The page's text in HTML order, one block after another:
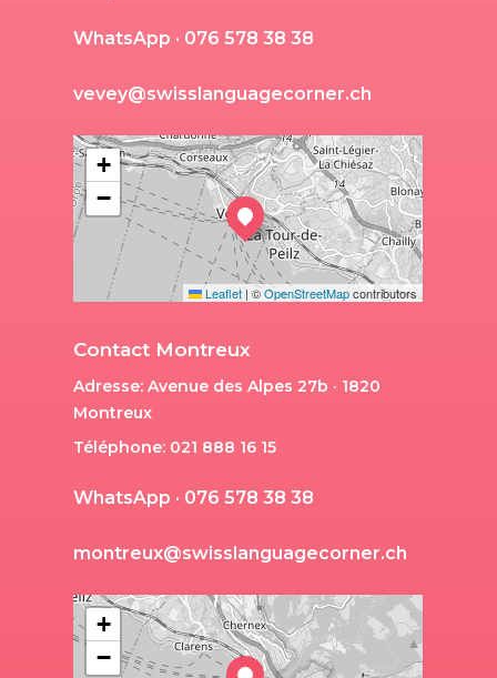
WhatsApp · 076 578 38 38
vevey@swiss anguagecorner.c h
+
−
Leaflet | ©OpenStreetMapcontributors
Contact Montreux
Adresse: Avenue des Alpes 27b · 1820
Montreux
Téléphone: 021 888 16 15
WhatsApp · 076 578 38 38
montreux@swiss anguagecorner.c h
+
−